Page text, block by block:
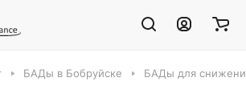
БАДы в Бобруйске БАДы для